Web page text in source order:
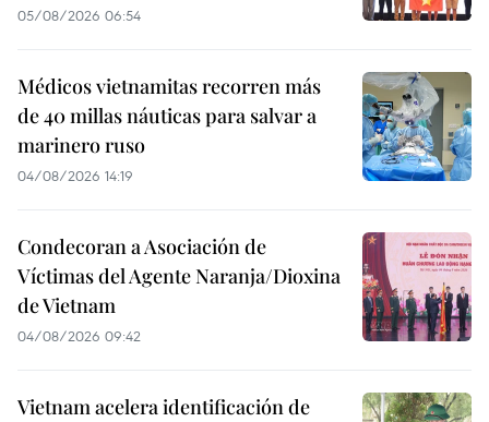
05/08/2026 06:54
Médicos vietnamitas recorren más
de 40 millas náuticas para salvar a
marinero ruso
04/08/2026 14:19
Condecoran a Asociación de
Víctimas del Agente Naranja/Dioxina
de Vietnam
04/08/2026 09:42
Vietnam acelera identificación de